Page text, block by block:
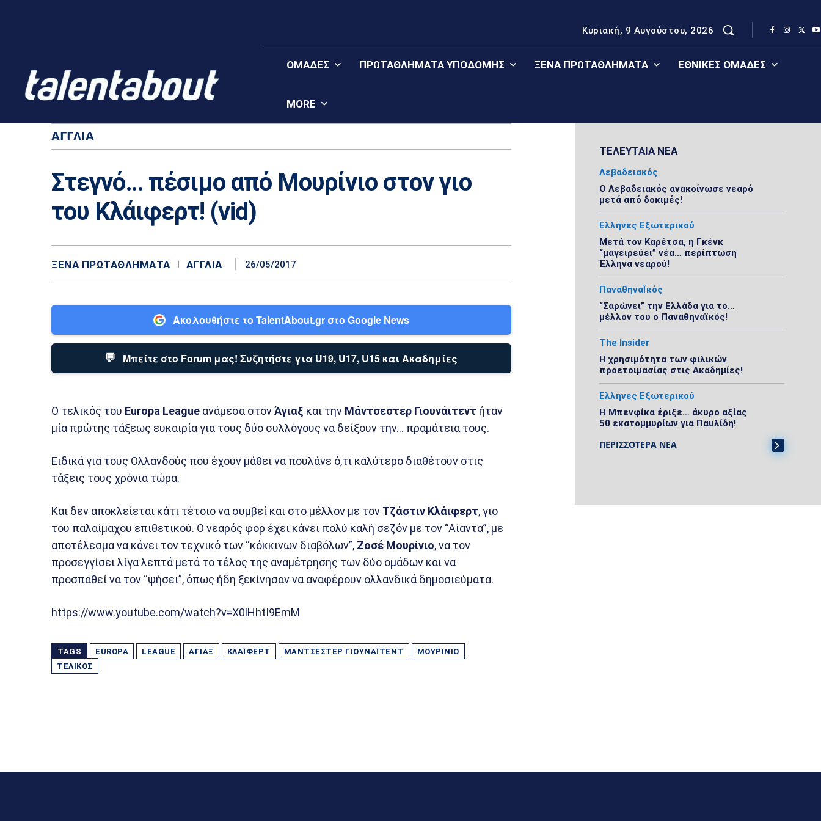
Κυριακή, 9 Αυγούστου, 2026
ΟΜΆΔΕΣ ΠΡΩΤΑΘΛΉΜΑΤΑ YΠΟΔΟΜΉΣ ΞΈΝΑ ΠΡΩΤΑΘΛΉΜΑΤΑ ΕΘΝΙΚΈΣ ΟΜΆΔΕΣ
MORE
ΑΓΓΛΊΑ
Στεγνό… πέσιμο από Μουρίνιο στον γιο
του Κλάιφερτ! (vid)
ΞΈΝΑ ΠΡΩΤΑΘΛΉΜΑΤΑ ΑΓΓΛΊΑ 26/05/2017
Ακολουθήστε το TalentAbout.gr στο Google News
💬 Μπείτε στο Forum μας! Συζητήστε για U19, U17, U15 και Ακαδημίες
Ο τελικός του Europa League ανάμεσα στονΆγιαξ και την Μάντσεστερ Γιουνάιτεντ ήταν
μία πρώτης τάξεως ευκαιρία για τους δύο συλλόγους να δείξουν την… πραμάτεια τους.
Ειδικά για τους Ολλανδούς που έχουν μάθει να πουλάνε ό,τι καλύτερο διαθέτουν στις
τάξεις τους χρόνια τώρα.
Και δεν αποκλείεται κάτι τέτοιο να συμβεί και στο μέλλον με τον Τζάστιν Κλάιφερτ, γιο
του παλαίμαχου επιθετικού. Ο νεαρός φορ έχει κάνει πολύ καλή σεζόν με τον “Αίαντα”, με
αποτέλεσμα να κάνει τον τεχνικό των “κόκκινων διαβόλων”, Ζοσέ Μουρίνιο, να τον
προσεγγίσει λίγα λεπτά μετά το τέλος της αναμέτρησης των δύο ομάδων και να
προσπαθεί να τον “ψήσει”, όπως ήδη ξεκίνησαν να αναφέρουν ολλανδικά δημοσιεύματα.
https://www.youtube.com/watch?v=X0lHhtI9EmM
TAGS EUROPA LEAGUE ΆΓΙΑΞ ΚΛΆΙΦΕΡΤ ΜΆΝΤΣΕΣΤΕΡ ΓΙΟΥΝΆΙΤΕΝΤ
ΜΟΥΡΊΝΙΟ
ΤΕΛΊΚΟΣ
ΤΕΛΕΥΤΑΙΑ ΝΕΑ
Λεβαδειακός
Ο Λεβαδειακός ανακοίνωσε νεαρό
μετά από δοκιμές!
Ελληνες Εξωτερικού
Μετά τον Καρέτσα, η Γκένκ
“μαγειρεύει” νέα… περίπτωση
Έλληνα νεαρού!
ΠαναθηναΪκός
“Σαρώνει” την Ελλάδα για το…
μέλλον του ο Παναθηναϊκός!
The Insider
Η χρησιμότητα των φιλικών
προετοιμασίας στις Ακαδημίες!
Ελληνες Εξωτερικού
Η Μπενφίκα έριξε… άκυρο αξίας
50 εκατομμυρίων για Παυλίδη!
ΠΕΡΙΣΣΟΤΕΡΑ ΝΕΑ